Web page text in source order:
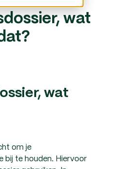
wat
wat
om je
bij te houden. Hiervoor